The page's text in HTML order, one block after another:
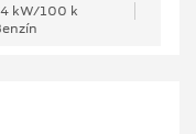
kW/100 k